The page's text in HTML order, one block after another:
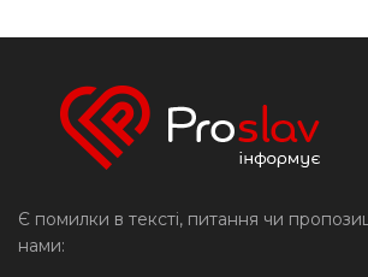
Є помилки в тексті, питання чи
нами: